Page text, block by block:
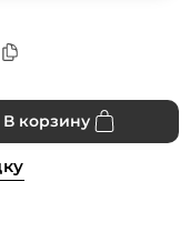
В корзину